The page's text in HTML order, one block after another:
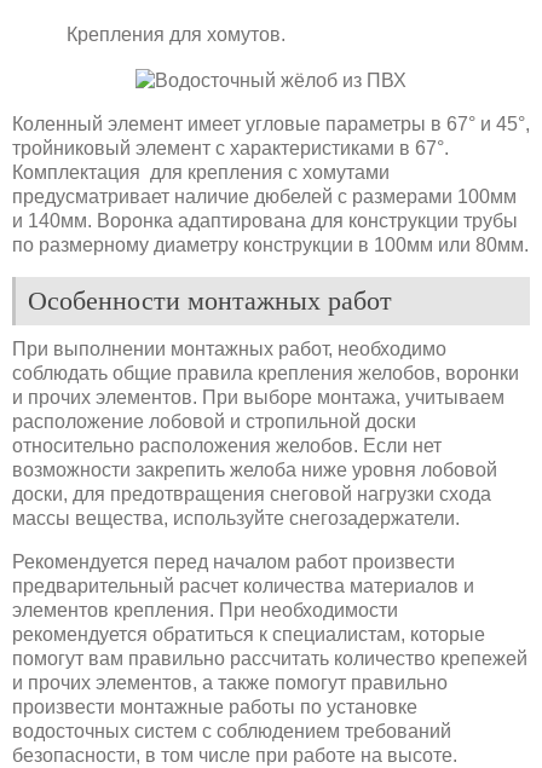
Крепления для хомутов.
Коленный элемент имеет угловые параметры в 67° и 45°,
тройниковый элемент с характеристиками в 67°.
Комплектация для крепления с хомутами
предусматривает наличие дюбелей с размерами 100мм
и 140мм. Воронка адаптирована для конструкции трубы
по размерному диаметру конструкции в 100мм или 80мм.
Особенности монтажных работ
При выполнении монтажных работ, необходимо
соблюдать общие правила крепления желобов, воронки
и прочих элементов. При выборе монтажа, учитываем
расположение лобовой и стропильной доски
относительно расположения желобов. Если нет
возможности закрепить желоба ниже уровня лобовой
доски, для предотвращения снеговой нагрузки схода
массы вещества, используйте снегозадержатели.
Рекомендуется перед началом работ произвести
предварительный расчет количества материалов и
элементов крепления. При необходимости
рекомендуется обратиться к специалистам, которые
помогут вам правильно рассчитать количество крепежей
и прочих элементов, а также помогут правильно
произвести монтажные работы по установке
водосточных систем с соблюдением требований
безопасности, в том числе при работе на высоте.